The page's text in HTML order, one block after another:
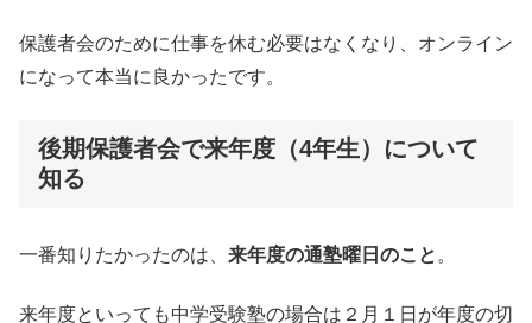
保護者会のために仕事を休む必要はなくなり、オンライン
になって本当に良かったです。
後期保護者会で来年度（4年生）について
知る
一番知りたかったのは、 来年度の通塾曜日のこと 。
来年度といっても中学受験塾の場合は２月１日が年度の切